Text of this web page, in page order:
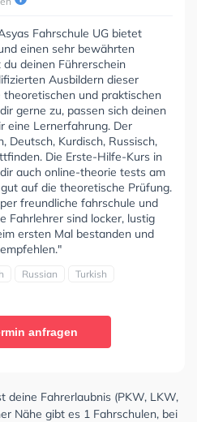
Fahrschule UG bietet
einen sehr bewährten
deinen Führerschein
Ausbildern dieser
theoretischen und praktischen
gerne zu, passen sich deinen
eine Lernerfahrung. Der
Deutsch, Kurdisch, Russisch,
Die Erste-Hilfe-Kurs in
auch online-theorie tests am
auf die theoretische Prüfung.
freundliche fahrschule und
Fahrlehrer sind locker, lustig
ersten Mal bestanden und
Russian
Turkish
anfragen
deine Fahrerlaubnis (PKW, LKW,
Nähe gibt es 1 Fahrschulen, bei